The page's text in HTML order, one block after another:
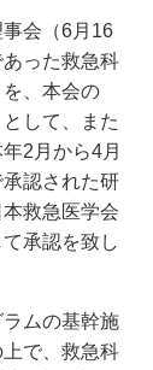
会（6月16
った救急科
、本会の
して、また
2月から4月
認された研
救急医学会
承認を致し
ムの基幹施
で、救急科